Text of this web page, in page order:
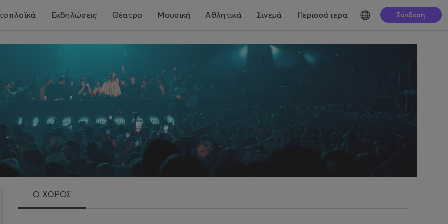
Εκδηλώσεις Θέατρο Μουσική Αθλητικά Σινεμά Περισσότερα Σύνδεση
Ο ΧΩΡΟΣ